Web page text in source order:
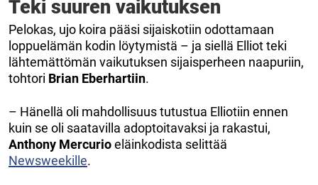
Teki suuren vaikutuksen
Pelokas, ujo koira pääsi sijaiskotiin odottamaan
loppuelämän kodin löytymistä – ja siellä Elliot teki
lähtemättömän vaikutuksen sijaisperheen naapuriin,
tohtori Brian Eberhartiin.
– Hänellä oli mahdollisuus tutustua Elliotiin ennen
kuin se oli saatavilla adoptoitavaksi ja rakastui,
Anthony Mercurioeläinkodista selittää
Newsweekille.